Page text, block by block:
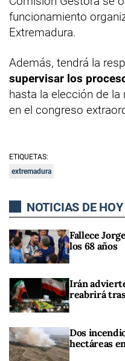
funcionamiento
Extremadura.
Además, tendrá la
supervisar los
hasta la elección de la
en el congreso
ETIQUETAS:
extremadura
NOTICIAS DE HOY
Fallece
los 68 años
Irán
reabrirá
Dos
hectáreas